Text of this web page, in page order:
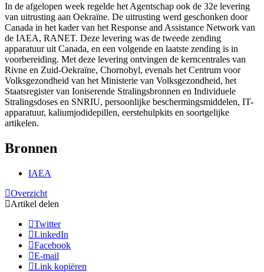
In de afgelopen week regelde het Agentschap ook de 32e levering
van uitrusting aan Oekraïne. De uitrusting werd geschonken door
Canada in het kader van het Response and Assistance Network van
de IAEA, RANET. Deze levering was de tweede zending
apparatuur uit Canada, en een volgende en laatste zending is in
voorbereiding. Met deze levering ontvingen de kerncentrales van
Rivne en Zuid-Oekraïne, Chornobyl, evenals het Centrum voor
Volksgezondheid van het Ministerie van Volksgezondheid, het
Staatsregister van Ioniserende Stralingsbronnen en Individuele
Stralingsdoses en SNRIU, persoonlijke beschermingsmiddelen, IT-
apparatuur, kaliumjodidepillen, eerstehulpkits en soortgelijke
artikelen.
Bronnen
IAEA
Overzicht
Artikel delen
Twitter
LinkedIn
Facebook
E-mail
Link kopiëren